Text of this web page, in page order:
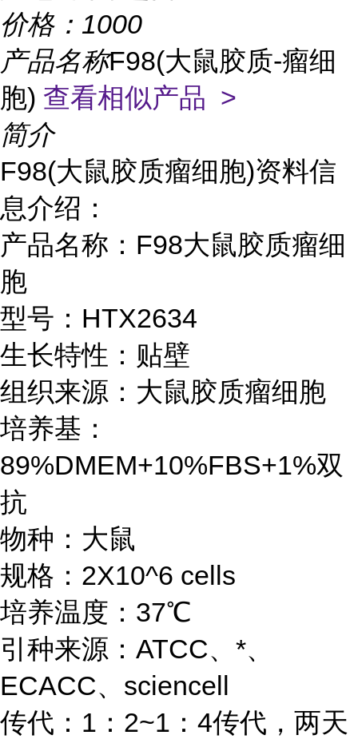
价格： 1000
产品名称F98(大鼠胶质-瘤细
胞) 查看相似产品 >
简介
F98(大鼠胶质瘤细胞)资料信
息介绍：
产品名称：F98大鼠胶质瘤细
胞
型号：HTX2634
生长特性：贴壁
组织来源：大鼠胶质瘤细胞
培养基：
89%DMEM+10%FBS+1%双
抗
物种：大鼠
规格：2X10^6 cells
培养温度：37℃
引种来源：ATCC、*、
ECACC、sciencell
传代：1：2~1：4传代，两天